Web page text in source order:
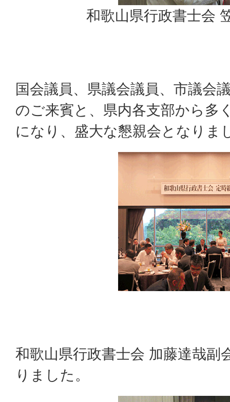
和歌山県行政書士会
国会議員、県議会議員、市議会
のご来賓と、県内各支部から多
になり、盛大な懇親会となりま
和歌山県行政書士会 加藤達哉副
りました。